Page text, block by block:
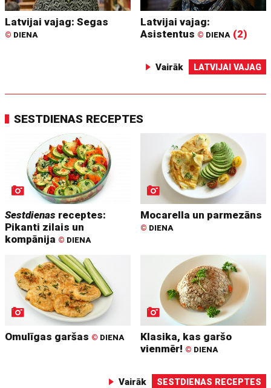
Latvijai vajag: Segas
© DIENA
Latvijai vajag:
Asistentus © DIENA (2)
Vairāk LATVIJAI VAJAG
SESTDIENAS RECEPTES
Sestdienas receptes:
Pikanti zilais un
kompānija © DIENA
Mocarella un parmezāns
© DIENA
Omulīgas garšas © DIENA
Klasika, kas garšo
vienmēr! © DIENA
Vairāk SESTDIENAS RECEPTES